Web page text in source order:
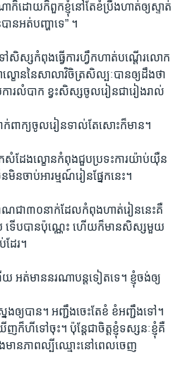
ក៏ដោយក៏ពួកខ្ញុំនៅតែខំប្រឹងហាត់ឲ្យស្ទាត់
នអត់បញ្ហាទេ” ។
ៅសិស្សកំពុងធ្វើការហ្វឹកហាត់បណ្តើរលោក
ខោននៃសាលាវិចិត្រសិល្បៈបានឲ្យដឹងថា
ការលំបាក ខ្វះសិស្សចូលរៀនជារៀងរាល់
ក់ពាក្យចូលរៀនទាល់តែសោះក៏មាន។
កសំដែងល្ខោនកំពុងជួបប្រទះការយ៉ាប់យ៉ឺន
មិនចាប់អារម្មណ៍រៀនផ្នែកនេះ។
ណជា៣០នាក់ដែលកំពុងហាត់រៀននេះគឺ
យ ទើបបានប៉ុណ្ណេះ ហើយក៏មានសិស្សមួយ
ែរ។
អត់មាននរណាបន្តទៀតទេ។ ខ្ញុំចង់ឲ្យ
ាស្នងឲ្យបាន។ អញ្ជឹងចេះតែខំ ខំអញ្ជឹងទៅ។
ក៏ហីទៅចុះ។ ប៉ុន្តែជាចិត្តខ្ញុំទស្សនៈខ្ញុំគឺ
ងមានភាពល្បីឈ្មោះនៅពេលចេញ